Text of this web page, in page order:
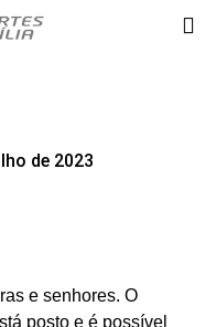
de 2023
e senhores. O
posto e é possível